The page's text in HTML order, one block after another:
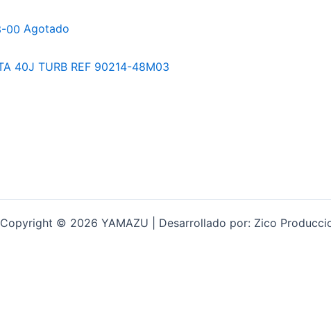
Agotado
Copyright © 2026 YAMAZU | Desarrollado por: Zico